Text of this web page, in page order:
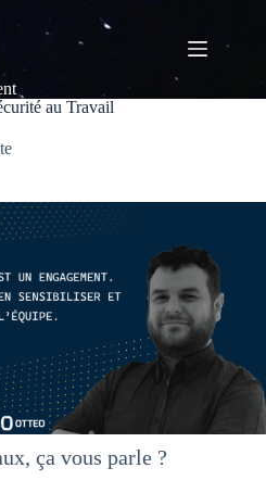
au Travail
ça vous parle ?